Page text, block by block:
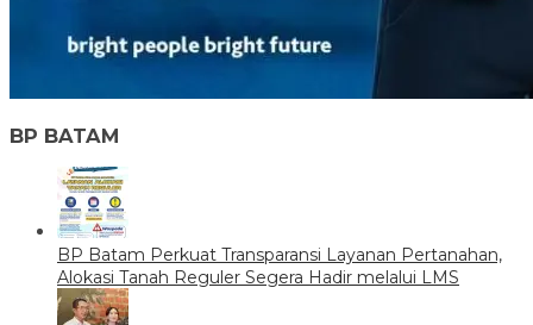
BP BATAM
BP Batam Perkuat Transparansi Layanan Pertanahan,
Alokasi Tanah Reguler Segera Hadir melalui LMS